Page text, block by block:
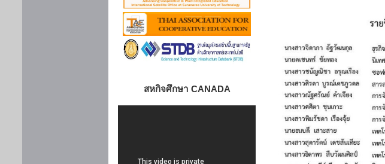
สหกิจศึกษา CANADA